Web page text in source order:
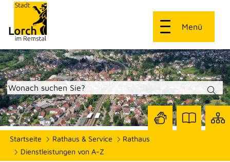
Menü
Startseite Rathaus & Service
Rathaus
Dienstleistungen von A-Z
Seite